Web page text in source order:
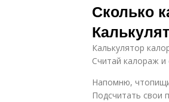
Сколько
Калькулятор
Считай калораж
Напомню,
Подсчитать свои